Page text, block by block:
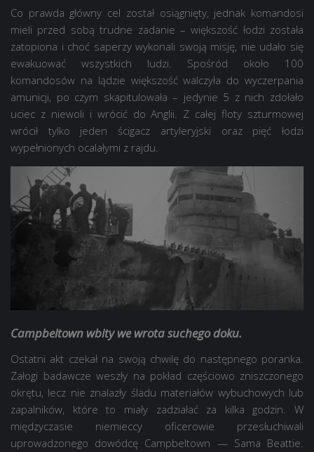
Co prawda główny cel został osiągnięty, jednak komandosi
mieli przed sobą trudne zadanie – większość łodzi została
zatopiona i choć saperzy wykonali swoją misję, nie udało się
ewakuować wszystkich ludzi. Spośród około 100
komandosów na lądzie większość walczyła do wyczerpania
amunicji, po czym skapitulowała – jedynie 5 z nich zdołało
uciec z niewoli i wrócić do Anglii. Z całej floty szturmowej
wrócił tylko jeden ścigacz artyleryjski oraz pięć łodzi
wypełnionych ocalałymi z rajdu.
Campbeltown wbity we wrota suchego doku.
Ostatni akt czekał na swoją chwilę do następnego poranka.
Załogi badawcze weszły na pokład częściowo zniszczonego
okrętu, lecz nie znalazły śladu materiałów wybuchowych lub
zapalników, które to miały zadziałać za kilka godzin. W
międzyczasie niemieccy oficerowie przesłuchiwali
uprowadzonego dowódcę Campbeltown — Sama Beattie.